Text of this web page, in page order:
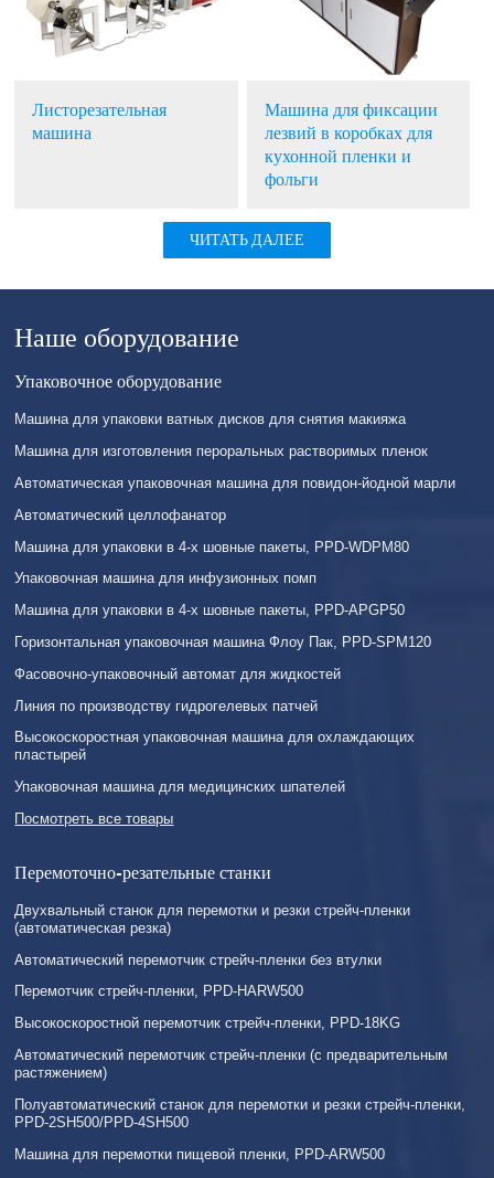
Листорезательная
машина
Машина для фиксации
лезвий в коробках для
кухонной пленки и
фольги
ЧИТАТЬ ДАЛЕЕ
Наше оборудование
Упаковочное оборудование
Машина для упаковки ватных дисков для снятия макияжа
Машина для изготовления пероральных растворимых пленок
Автоматическая упаковочная машина для повидон-йодной марли
Автоматический целлофанатор
Машина для упаковки в 4-х шовные пакеты, PPD-WDPM80
Упаковочная машина для инфузионных помп
Машина для упаковки в 4-х шовные пакеты, PPD-APGP50
Горизонтальная упаковочная машина Флоу Пак, PPD-SPM120
Фасовочно-упаковочный автомат для жидкостей
Линия по производству гидрогелевых патчей
Высокоскоростная упаковочная машина для охлаждающих
пластырей
Упаковочная машина для медицинских шпателей
Посмотреть все товары
Перемоточно-резательные станки
Двухвальный станок для перемотки и резки стрейч-пленки
(автоматическая резка)
Автоматический перемотчик стрейч-пленки без втулки
Перемотчик стрейч-пленки, PPD-HARW500
Высокоскоростной перемотчик стрейч-пленки, PPD-18KG
Автоматический перемотчик стрейч-пленки (с предварительным
растяжением)
Полуавтоматический станок для перемотки и резки стрейч-пленки,
PPD-2SH500/PPD-4SH500
Машина для перемотки пищевой пленки, PPD-ARW500